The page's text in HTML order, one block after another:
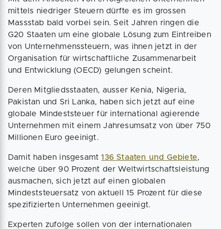
mittels niedriger Steuern dürfte es im grossen
Massstab bald vorbei sein. Seit Jahren ringen die
G20 Staaten um eine globale Lösung zum Eintreiben
von Unternehmenssteuern, was ihnen jetzt in der
Organisation für wirtschaftliche Zusammenarbeit
und Entwicklung (OECD) gelungen scheint.
Deren Mitgliedsstaaten, ausser Kenia, Nigeria,
Pakistan und Sri Lanka, haben sich jetzt auf eine
globale Mindeststeuer für international agierende
Unternehmen mit einem Jahresumsatz von über 750
Millionen Euro geeinigt.
Damit haben insgesamt136 Staaten und Gebiete,
welche über 90 Prozent der Weltwirtschaftsleistung
ausmachen, sich jetzt auf einen globalen
Mindeststeuersatz von aktuell 15 Prozent für diese
spezifizierten Unternehmen geeinigt.
Experten zufolge sollen von der internationalen